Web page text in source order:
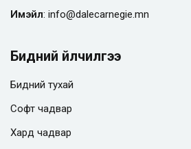
Имэйл: info@dalecarnegie.mn
Бидний үйлчилгээ
Бидний тухай
Софт чадвар
Хард чадвар